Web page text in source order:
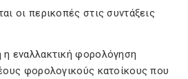
οι περικοπές στις συντάξεις
εναλλακτική φορολόγηση
φορολογικούς κατοίκους που